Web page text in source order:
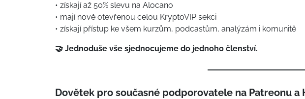
• získají až 50% slevu na Alocano
• mají nově otevřenou celou KryptoVIP sekci
• získají přístup ke všem kurzům, podcastům, analýzám i komunitě
🤝 Jednoduše vše sjednocujeme do jednoho členství.
Dovětek pro současné podporovatele na Patreonu a